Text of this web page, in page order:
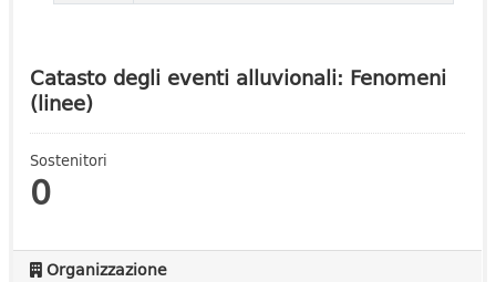
Catasto degli eventi alluvionali: Fenomeni
(linee)
Sostenitori
0
Organizzazione